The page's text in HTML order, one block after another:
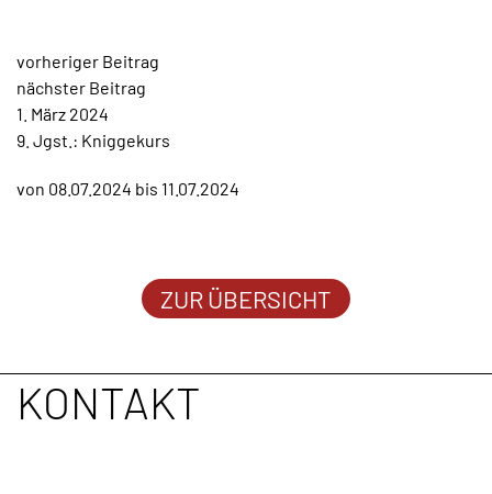
AKTUELLES
&
NEWS
BEITRAGSNAVIGATION
vorheriger Beitrag
nächster Beitrag
1. März 2024
9. Jgst.: Kniggekurs
von 08.07.2024 bis 11.07.2024
ZUR ÜBERSICHT
KONTAKT